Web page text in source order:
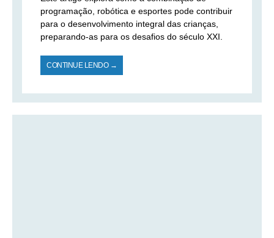
programação, robótica e esportes pode contribuir
para o desenvolvimento integral das crianças,
preparando-as para os desafios do século XXI.
CONTINUE LENDO →